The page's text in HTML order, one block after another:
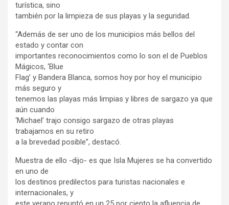
turística, sino
también por la limpieza de sus playas y la seguridad.
“Además de ser uno de los municipios más bellos del
estado y contar con
importantes reconocimientos como lo son el de Pueblos
Mágicos, ‘Blue
Flag’ y Bandera Blanca, somos hoy por hoy el municipio
más seguro y
tenemos las playas más limpias y libres de sargazo ya que
aún cuando
‘Michael’ trajo consigo sargazo de otras playas
trabajamos en su retiro
a la brevedad posible”, destacó.
Muestra de ello -dijo- es que Isla Mujeres se ha convertido
en uno de
los destinos predilectos para turistas nacionales e
internacionales, y